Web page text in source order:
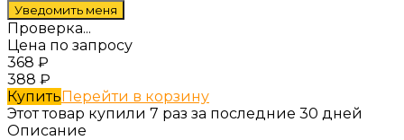
Проверка...
Цена по запросу
368 ₽
388 ₽
КупитьПерейти в корзину
Этот товар купили 7 раз за последние 30 дней
Описание